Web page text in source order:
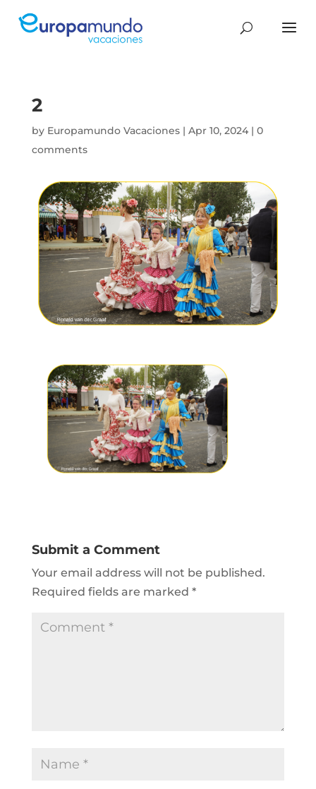
2
by Europamundo Vacaciones| Apr 10, 2024| 0
comments
Submit a Comment
Your email address will not be published.
Required fields are marked *